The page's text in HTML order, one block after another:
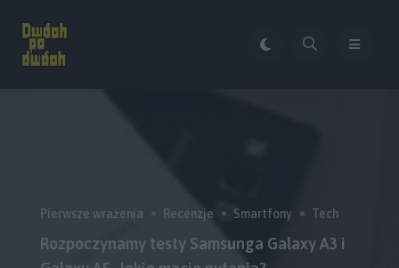
Pierwsze wrażenia Recenzje Smartfony Tech
Rozpoczynamy testy Samsunga Galaxy A3 i